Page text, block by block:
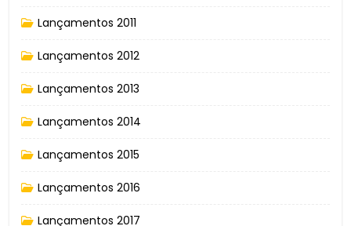
Lançamentos 2011
Lançamentos 2012
Lançamentos 2013
Lançamentos 2014
Lançamentos 2015
Lançamentos 2016
Lançamentos 2017